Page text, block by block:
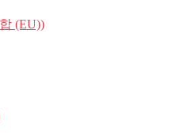
(EU))